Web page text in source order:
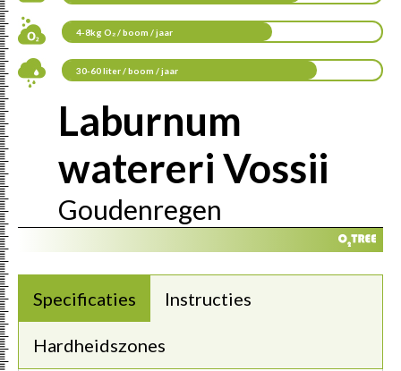
4-8kg O₂ / boom / jaar
30-60 liter / boom / jaar
Laburnum
watereri Vossii
Goudenregen
Specificaties Instructies
Hardheidszones